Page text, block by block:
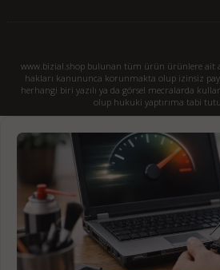
www.bizial.shop bulunan tüm ürün ürünlere ait
hakları kanununca korunmakta olup izinsiz
herhangi biri yazılı ya da görsel mecralarda
olup hukuki yaptırıma tabi